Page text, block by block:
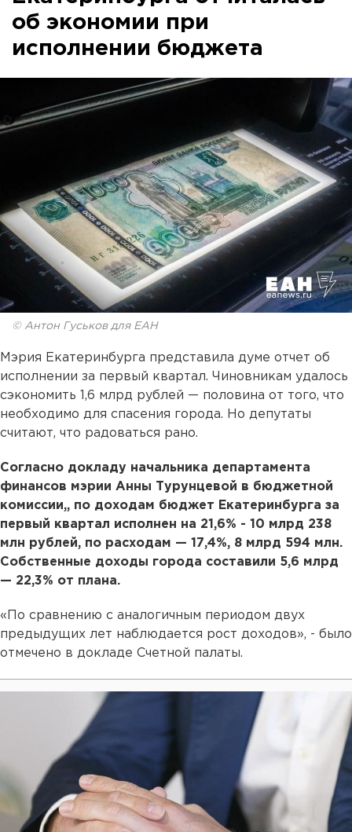
об экономии при
исполнении бюджета
© Антон Гуськов для ЕАН
Мэрия Екатеринбурга представила думе отчет об
исполнении за первый квартал. Чиновникам удалось
сэкономить 1,6 млрд рублей — половина от того, что
необходимо для спасения города. Но депутаты
считают, что радоваться рано.
Согласно докладу начальника департамента
финансов мэрии Анны Турунцевой в бюджетной
комиссии,, по доходам бюджет Екатеринбурга за
первый квартал исполнен на 21,6% - 10 млрд 238
млн рублей, по расходам — 17,4%, 8 млрд 594 млн.
Собственные доходы города составили 5,6 млрд
— 22,3% от плана.
«По сравнению с аналогичным периодом двух
предыдущих лет наблюдается рост доходов», - было
отмечено в докладе Счетной палаты.